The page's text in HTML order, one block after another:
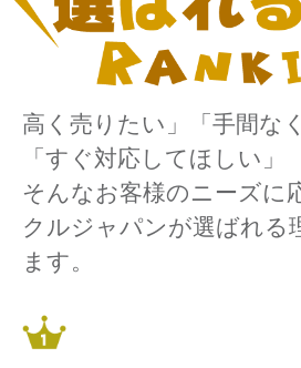
高く売りたい」「手間な
「すぐ対応してほしい」
そんなお客様のニーズに
クルジャパンが選ばれる
ます。